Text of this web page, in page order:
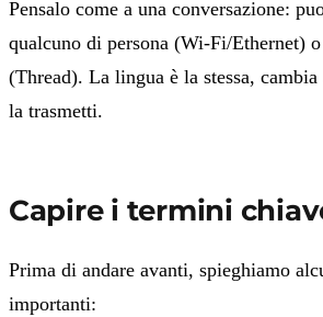
Pensalo come a una conversazione:
qualcuno di persona (Wi-Fi/Ethernet)
(Thread). La lingua è la stessa,
la trasmetti.
Capire i termini
Prima di andare avanti, spieghiamo
importanti: